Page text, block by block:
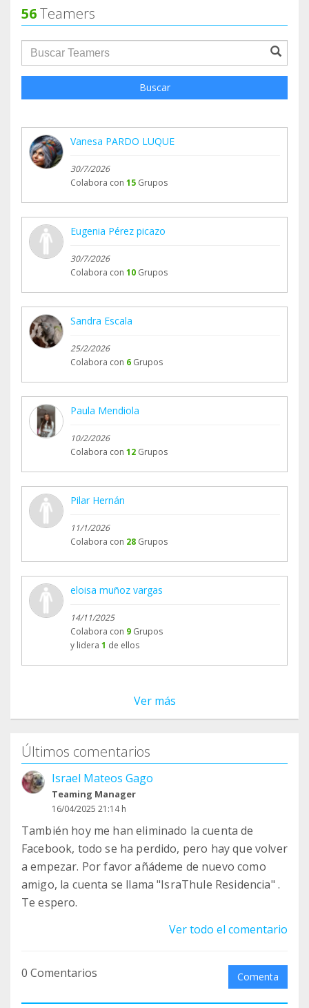
56Teamers
groupProfile.searchForm.search.text???
Buscar
Vanesa PARDO LUQUE
30/7/2026
Colabora con 15 Grupos
Eugenia Pérez picazo
30/7/2026
Colabora con 10 Grupos
Sandra Escala
25/2/2026
Colabora con 6 Grupos
Paula Mendiola
10/2/2026
Colabora con 12 Grupos
Pilar Hernán
11/1/2026
Colabora con 28 Grupos
eloisa muñoz vargas
14/11/2025
Colabora con 9 Grupos
y lidera 1 de ellos
Ver más
Últimos comentarios
Israel Mateos Gago
Teaming Manager
16/04/2025 21:14 h
También hoy me han eliminado la cuenta de
Facebook, todo se ha perdido, pero hay que volver
a empezar. Por favor añádeme de nuevo como
amigo, la cuenta se llama "IsraThule Residencia" .
Te espero.
Ver todo el comentario
0 Comentarios Comenta